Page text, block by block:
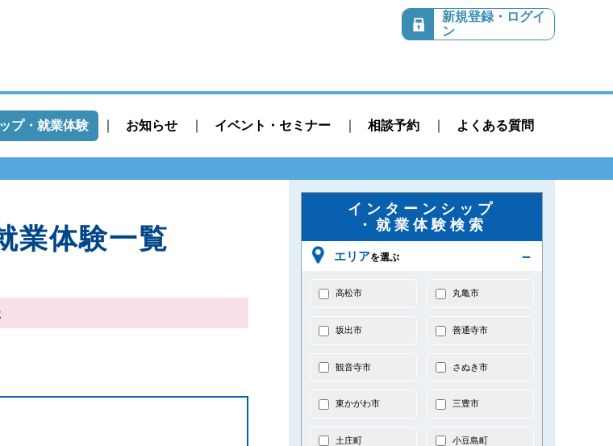
新規登録・ログイ
ン
プ・就業体験 お知らせ イベント・セミナー 相談予約 よくある質問
業体験一覧
インターンシップ
・就業体験検索
エリアを選ぶ
高松市 丸亀市
坂出市 善通寺市
観音寺市 さぬき市
東かがわ市 三豊市
土庄町 小豆島町